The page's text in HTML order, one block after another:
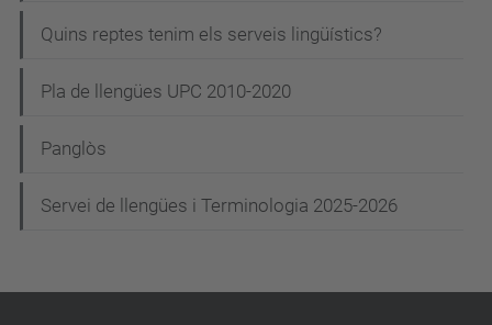
Quins reptes tenim els serveis lingüístics?
Pla de llengües UPC 2010-2020
Panglòs
Servei de llengües i Terminologia 2025-2026